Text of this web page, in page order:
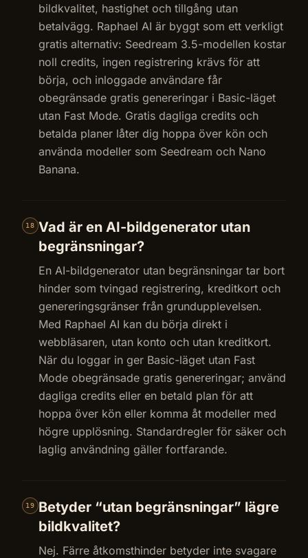
bildkvalitet, hastighet och tillgång utan
betalvägg. Raphael AI är byggt som ett verkligt
gratis alternativ: Seedream 3.5-modellen kostar
noll credits, ingen registrering krävs för att
börja, och inloggade användare får
obegränsade gratis genereringar i Basic-läget
utan Fast Mode. Gratis dagliga credits och
betalda planer låter dig hoppa över kön och
använda modeller som Seedream och Nano
Banana.
18 Vad är en AI-bildgenerator utan
begränsningar?
En AI-bildgenerator utan begränsningar tar bort
hinder som tvingad registrering, kreditkort och
genereringsgränser från grundupplevelsen.
Med Raphael AI kan du börja direkt i
webbläsaren, utan konto och utan kreditkort.
När du loggar in ger Basic-läget utan Fast
Mode obegränsade gratis genereringar; använd
dagliga credits eller en betald plan för att
hoppa över kön eller komma åt modeller med
högre upplösning. Standardregler för säker och
laglig användning gäller fortfarande.
19
Betyder “utan begränsningar” lägre
bildkvalitet?
Nej. Färre åtkomsthinder betyder inte svagare